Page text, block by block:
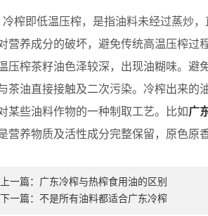
榨即低温压榨，是指油料未经过蒸炒，
营养成分的破坏，避免传统高温压榨过
压榨茶籽油色泽较深，出现油糊味。避
茶油直接接触及二次污染。冷榨出来的
某些油料作物的一种制取工艺。比如广
营养物质及活性成分完整保留，原色原香
上一篇： 广东冷榨与热榨食用油的区别
下一篇： 不是所有油料都适合广东冷榨